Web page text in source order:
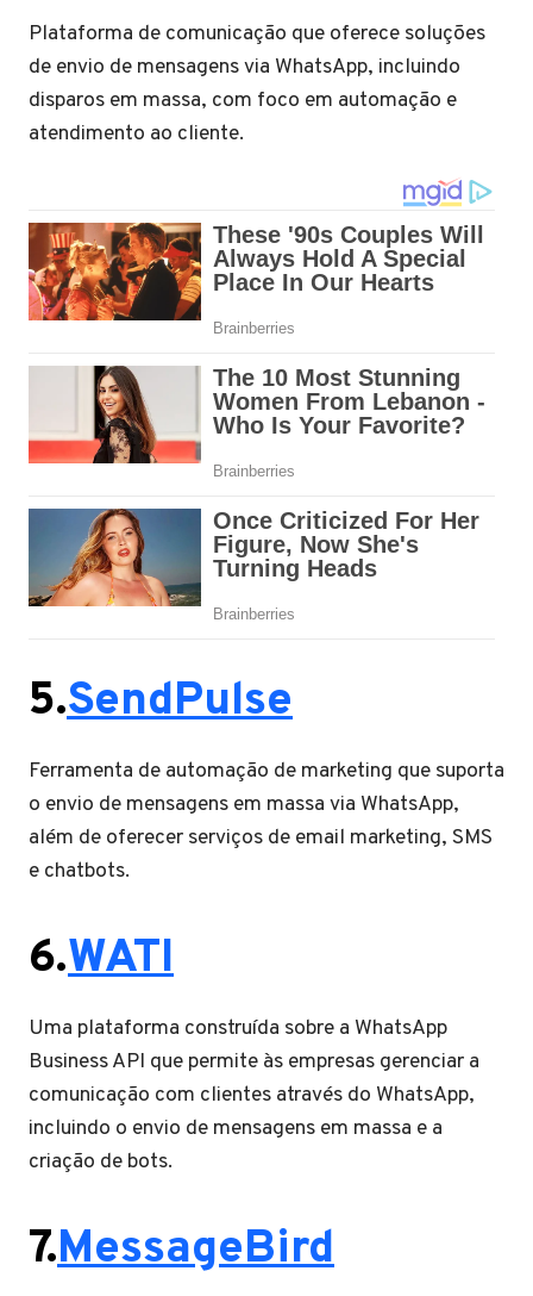
Plataforma de comunicação que oferece soluções
de envio de mensagens via WhatsApp, incluindo
disparos em massa, com foco em automação e
atendimento ao cliente.
5.SendPulse
Ferramenta de automação de marketing que suporta
o envio de mensagens em massa via WhatsApp,
além de oferecer serviços de email marketing, SMS
e chatbots.
6.WATI
Uma plataforma construída sobre a WhatsApp
Business API que permite às empresas gerenciar a
comunicação com clientes através do WhatsApp,
incluindo o envio de mensagens em massa e a
criação de bots.
7.MessageBird